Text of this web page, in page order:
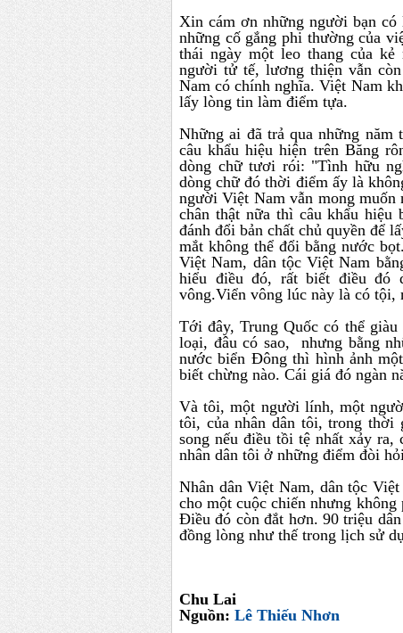
Xin cám ơn những người bạn
những cố gắng phi thường của
thái ngày một leo thang của
người tử tế, lương thiện vẫn
Nam có chính nghĩa. Việt Nam
lấy lòng tin làm điểm tựa.
Những ai đã trả qua những năm
câu khẩu hiệu hiện trên Băng
dòng chữ tươi rói: "Tình hữu
dòng chữ đó thời điểm ấy là
người Việt Nam vẫn mong muốn
chân thật nữa thì câu khẩu hiệu
đánh đổi bản chất chủ quyền để
mắt không thể đổi bằng nước
Việt Nam, dân tộc Việt Nam
hiểu điều đó, rất biết điều đó
vông.Viển vông lúc này là có tội,
Tới đây, Trung Quốc có thể
loại, đâu có sao, nhưng bằng
nước biển Đông thì hình ảnh
biết chừng nào. Cái giá đó ngàn
Và tôi, một người lính, một
tôi, của nhân dân tôi, trong thời
song nếu điều tồi tệ nhất xảy
nhân dân tôi ở những điểm đòi
Nhân dân Việt Nam, dân tộc
cho một cuộc chiến nhưng
Điều đó còn đắt hơn. 90 triệu
đồng lòng như thế trong lịch sử
Chu Lai
Nguồn: Lê Thiếu Nhơn